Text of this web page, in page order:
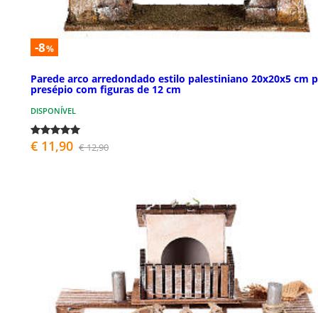
-8%
Parede arco arredondado estilo palestiniano 20x20x5 cm
presépio com figuras de 12 cm
DISPONÍVEL
€ 11,90 € 12,90